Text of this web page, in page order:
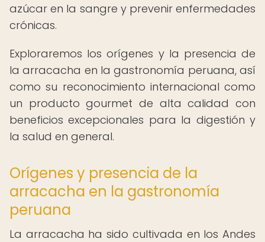
azúcar en la sangre y prevenir enfermedades
crónicas.
Exploraremos los orígenes y la presencia de
la arracacha en la gastronomía peruana, así
como su reconocimiento internacional como
un producto gourmet de alta calidad con
beneficios excepcionales para la digestión y
la salud en general.
Orígenes y presencia de la
arracacha en la gastronomía
peruana
La arracacha ha sido cultivada en los Andes